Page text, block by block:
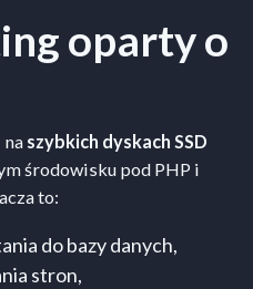
oparty o
na szybkich dyskach SSD
środowisku pod PHP i
to:
do bazy danych,
stron,